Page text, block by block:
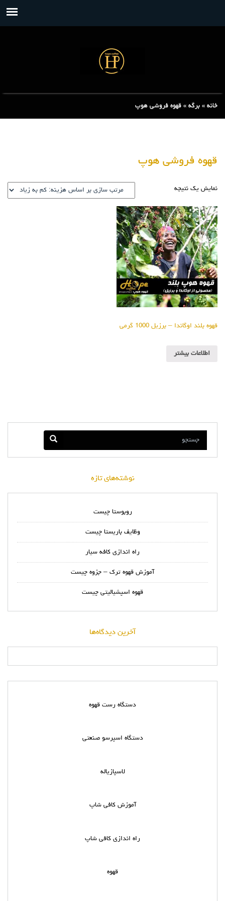
خانه » برگه » قهوه فروشی هوپ
قهوه فروشی هوپ
نمایش یک نتیجه
قهوه بلند اوگاندا – برزیل 1000 گرمی
اطلاعات بیشتر
نوشته‌های تازه
روبوستا چیست
وظایف باریستا چیست
راه اندازی کافه سیار
آموزش قهوه ترک – جزوه چیست
قهوه اسپشیالیتی چیست
آخرین دیدگاه‌ها
دستگاه رست قهوه
دستگاه اسپرسو صنعتی
لاسپازیاله
آموزش کافی شاپ
راه اندازی کافی شاپ
قهوه